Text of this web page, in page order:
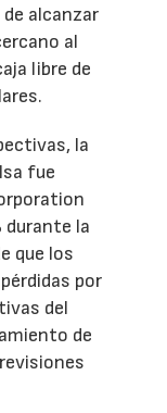
alcanzar
al
libre de
la
fue
durante la
que los
por
del
de